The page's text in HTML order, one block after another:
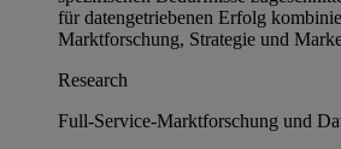
für datengetriebenen Erfolg
Marktforschung, Strategie und
Research
Full-Service-Marktforschung und